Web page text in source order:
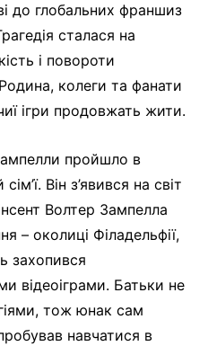
до глобальних франшиз
сталася на
і повороти
колеги та фанати
ігри продовжать жити.
пройшло в
Він з’явився на світ
Волтер Зампелла
– околиці Філадельфії,
захопився
відеоіграми. Батьки не
тож юнак сам
навчатися в